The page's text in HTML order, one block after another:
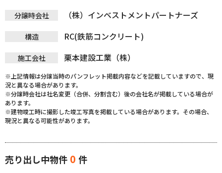
分譲時会社 （株）インベストメントパートナーズ
構造 RC(鉄筋コンクリート)
施工会社 栗本建設工業（株）
※上記情報は分譲当時のパンフレット掲載内容などを記載していますので、現
況と異なる場合があります。
※分譲時会社は社名変更（合併、分割含む）後の会社名が掲載している場合が
あります。
※建物竣工時に撮影した竣工写真を掲載している場合があります。その場合、
現況と異なる可能性があります。
売り出し中物件 0 件